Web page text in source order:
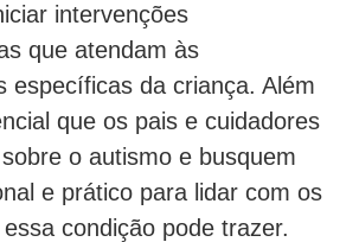
intervenções
que atendam às
específicas da criança. Além
que os pais e cuidadores
o autismo e busquem
e prático para lidar com os
condição pode trazer.